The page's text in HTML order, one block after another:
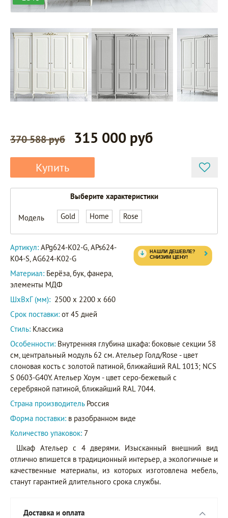
370 588 руб 315 000 руб
Купить
Выберите характеристики
Модель Gold Home
Rose
APg624-
APs624-
K04-S
AG624-
K02-G
Артикул: APg624-K02-G, APs624-
K04-S, AG624-K02-G
Материал: Берёза, бук, фанера,
элементы МДФ
ШxВxГ (мм): 2500 x 2200 x 660
Срок поставки: от 45 дней
Стиль: Классика
Особенности: Внутренняя глубина шкафа: боковые секции 58
см, центральный модуль 62 см. Ательер Голд/Rose - цвет
слоновая кость с золотой патиной, ближайший RAL 1013; NCS
S 0603-G40Y. Ательер Хоум - цвет серо-бежевый с
серебряной патиной, ближайший RAL 7044.
Страна производитель Россия
Форма поставки: в разобранном виде
Количество упаковок: 7
Шкаф Ательер с 4 дверями. Изысканный внешний вид
отлично впишется в традиционный интерьер, а экологичные и
качественные материалы, из которых изготовлена мебель,
станут гарантией длительного срока службы.
Доставка и оплата